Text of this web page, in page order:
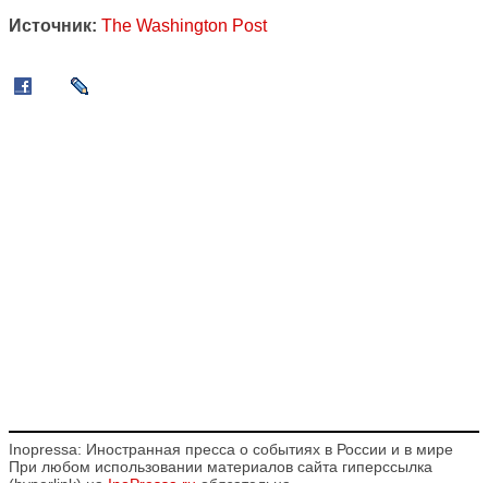
Источник: The Washington Post
Inopressa: Иностранная пресса о событиях в России и в мире
При любом использовании материалов сайта гиперссылка